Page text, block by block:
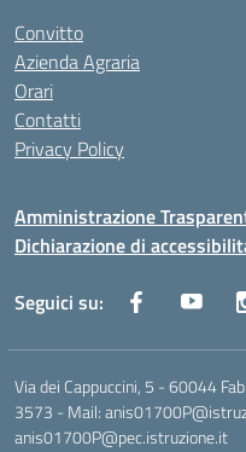
Convitto
Azienda Agraria
Orari
Contatti
Privacy Policy
Amministrazione
Dichiarazione di
Seguici su:
Via dei Cappuccini, 5 - 60044
3573 - Mail:
anis01700P@pec.istruzione.it